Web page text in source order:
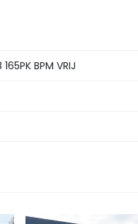
BPM VRIJ